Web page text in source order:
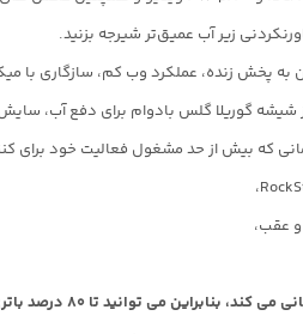
زیر آب عمیق‌تر شیرجه بزنید.
گلس بادوام برای دفع آب، سایش و خراش ساخته شده
که بیش از حد مشغول فعالیت خود برای
تا 80 درصد باتری را در کمتر از 20 دقیقه شارژ کنید.